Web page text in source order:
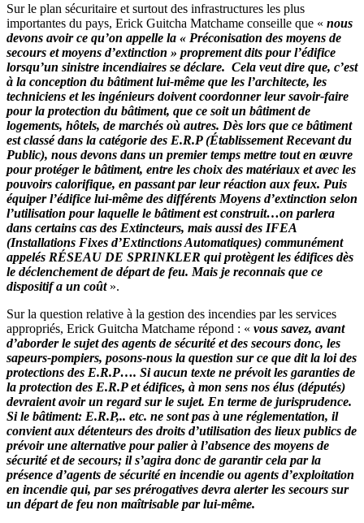
Sur le plan sécuritaire et surtout des infrastructures les plus
importantes du pays, Erick Guitcha Matchame conseille que « nous
devons avoir ce qu’on appelle la « Préconisation des moyens de
secours et moyens d’extinction » proprement dits pour l’édifice
lorsqu’un sinistre incendiaires se déclare. Cela veut dire que, c’est
à la conception du bâtiment lui-même que les l’architecte, les
techniciens et les ingénieurs doivent coordonner leur savoir-faire
pour la protection du bâtiment, que ce soit un bâtiment de
logements, hôtels, de marchés où autres. Dès lors que ce bâtiment
est classé dans la catégorie des E.R.P (Établissement Recevant du
Public), nous devons dans un premier temps mettre tout en œuvre
pour protéger le bâtiment, entre les choix des matériaux et avec les
pouvoirs calorifique, en passant par leur réaction aux feux. Puis
équiper l’édifice lui-même des différents Moyens d’extinction selon
l’utilisation pour laquelle le bâtiment est construit…on parlera
dans certains cas des Extincteurs, mais aussi des IFEA
(Installations Fixes d’Extinctions Automatiques) communément
appelés RÉSEAU DE SPRINKLER qui protègent les édifices dès
le déclenchement de départ de feu. Mais je reconnais que ce
dispositif a un coût».
Sur la question relative à la gestion des incendies par les services
appropriés, Erick Guitcha Matchame répond : « vous savez, avant
d’aborder le sujet des agents de sécurité et des secours donc, les
sapeurs-pompiers, posons-nous la question sur ce que dit la loi des
protections des E.R.P…. Si aucun texte ne prévoit les garanties de
la protection des E.R.P et édifices, à mon sens nos élus (députés)
devraient avoir un regard sur le sujet. En terme de jurisprudence.
Si le bâtiment: E.R.P,.. etc. ne sont pas à une réglementation, il
convient aux détenteurs des droits d’utilisation des lieux publics de
prévoir une alternative pour palier à l’absence des moyens de
sécurité et de secours; il s’agira donc de garantir cela par la
présence d’agents de sécurité en incendie ou agents d’exploitation
en incendie qui, par ses prérogatives devra alerter les secours sur
un départ de feu non maîtrisable par lui-même.